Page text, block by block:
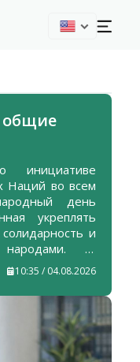
Наций во всем
день
укреплять
и
народами. В
уделяется
атмосферы
политики.
10:35 / 04.08.2026